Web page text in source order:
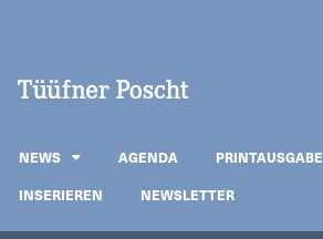
NEWS AGENDA PRINTAUSGABE
INSERIEREN
NEWSLETTER